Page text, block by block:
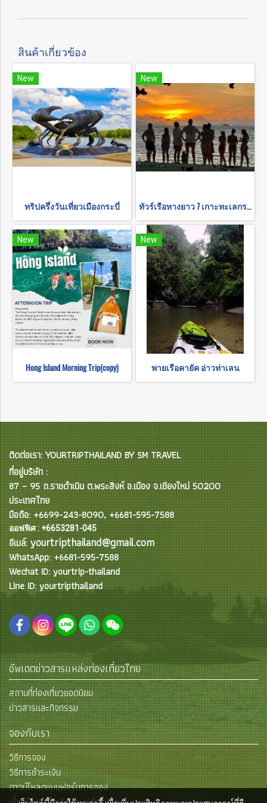
สินค้าเกี่ยวข้อง
New
ทริปครึ่งวันเที่ยวเมืองกระบี่
New
ทัวร์เรือหางยาว 7 เกาะทะเลกระบี่ ดูพระอาทิตย์ตก ดินเนอร์บาร์บีคิวบนหาด ชมแพลงก์ตอนเรืองแสง
New
Hong Island Morning Trip(copy)
New
พายเรือคายัค อ่าวท่าเลน
ติดต่อเรา: YOURTRIPTHAILAND BY SM TRAVEL
ที่อยู่บริษัท :
87 – 95 ถ.ราชดำเนิน ต.พระสิงห์ อ.เมือง จ.เชียงใหม่ 50200
ประเทศไทย
มือถือ: +6699-243-8090, +6681-595-7588
ออฟฟิศ : +6653281-045
อีเมล์: yourtripthailand@gmail.com
WhatsApp: +6681-595-7588
Wechat ID: yourtrip-thailand
Line ID: yourtripthailand
อัพเดตข่าวสารแหล่งท่องเที่ยวไทย
สถานที่ท่องเที่ยวยอดนิยม
ข่าวสารและกิจกรรม
จองกับเรา
วิธีการจอง
วิธีการชำระเงิน
ดาวน์โหลดแบบฟอร์มการจอง